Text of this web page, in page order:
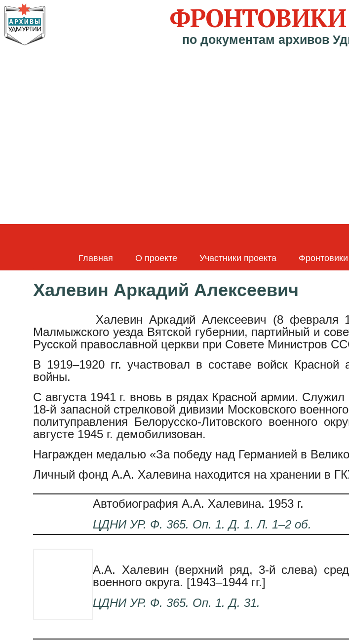
по документам архивов
Главная О проекте Участники проекта Фронтовики
Халевин Аркадий Алексеевич
Халевин Аркадий Алексеевич (8
Малмыжского уезда Вятской губернии, партийный и
Русской православной церкви при Совете Министров
В 1919–1920 гг. участвовал в составе войск
войны.
С августа 1941 г. вновь в рядах Красной армии.
18-й запасной стрелковой дивизии Московского
политуправления Белорусско-Литовского военного
августе 1945 г. демобилизован.
Награжден медалью «За победу над Германией в
Личный фонд А.А. Халевина находится на хранении в
Автобиография А.А. Халевина. 1953 г.
ЦДНИ УР. Ф. 365. Оп. 1. Д. 1. Л. 1–2 об.
А.А. Халевин (верхний ряд, 3-й слева)
военного округа. [1943–1944 гг.]
ЦДНИ УР. Ф. 365. Оп. 1. Д. 31.